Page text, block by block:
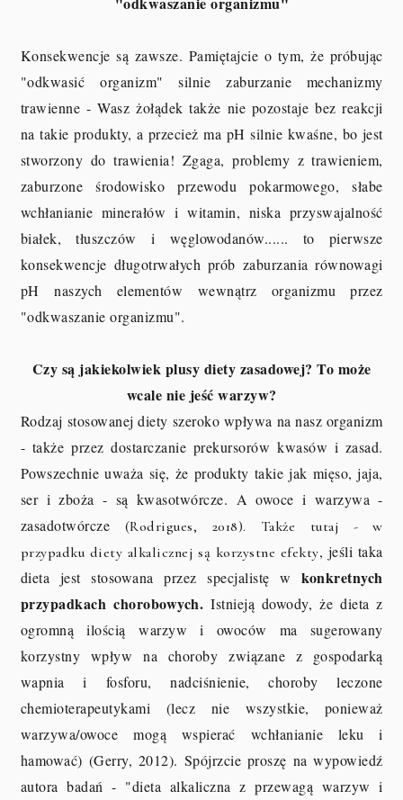
Konsekwencje są zawsze. Pamiętajcie o tym, że próbując
"odkwasić organizm" silnie zaburzanie mechanizmy
trawienne - Wasz żołądek także nie pozostaje bez reakcji
na takie produkty, a przecież ma pH silnie kwaśne, bo jest
stworzony do trawienia! Zgaga, problemy z trawieniem,
zaburzone środowisko przewodu pokarmowego, słabe
wchłanianie minerałów i witamin, niska przyswajalność
białek, tłuszczów i węglowodanów...... to pierwsze
konsekwencje długotrwałych prób zaburzania równowagi
pH naszych elementów wewnątrz organizmu przez
"odkwaszanie organizmu".
Czy są jakiekolwiek plusy diety zasadowej? To może
wcale nie jeść warzyw?
Rodzaj stosowanej diety szeroko wpływa na nasz organizm
- także przez dostarczanie prekursorów kwasów i zasad.
Powszechnie uważa się, że produkty takie jak mięso, jaja,
ser i zboża - są kwasotwórcze. A owoce i warzywa -
zasadotwórcze (Rodrigues, 2018). Także tutaj - w
przypadku diety alkalicznej są korzystne efekty, jeśli taka
dieta jest stosowana przez specjalistę wkonkretnych
przypadkach chorobowych. Istnieją dowody, że dieta z
ogromną ilością warzyw i owoców ma sugerowany
korzystny wpływ na choroby związane z gospodarką
wapnia i fosforu, nadciśnienie, choroby leczone
chemioterapeutykami (lecz nie wszystkie, ponieważ
warzywa/owoce mogą wspierać wchłanianie leku i
hamować) (Gerry, 2012). Spójrzcie proszę na wypowiedź
autora badań - "dieta alkaliczna z przewagą warzyw i